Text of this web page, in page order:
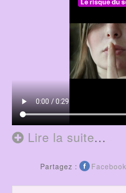
Lire la suite...
Partagez : Facebook